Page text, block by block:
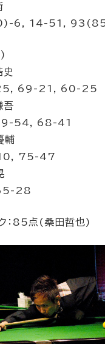
6, 14-51,
69-21, 60-25
吾
54, 68-41
輔
75-47
28
：85点(桑田哲也)